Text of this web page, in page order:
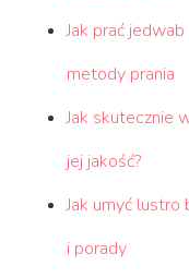
Jak prać
metody prania
Jak skutecznie
jej jakość?
Jak umyć
i porady